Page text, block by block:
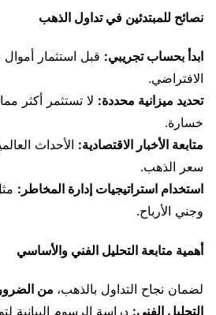
نصائح للمبتدئين في تداول الذهب
ابدأ بحساب تجريبي: قبل استثمار
الافتراضي.
تحديد ميزانية محددة: لا تستثمر أكثر
خسارة.
متابعة الأخبار الاقتصادية: الأحداث
سعر الذهب.
استخدام استراتيجيات إدارة المخاطر:
وجني الأرباح.
أهمية متابعة التحليل الفني والأساسي
لضمان نجاح التداول بالذهب، من
التحليل الفني: دراسة الرسوم البيانية